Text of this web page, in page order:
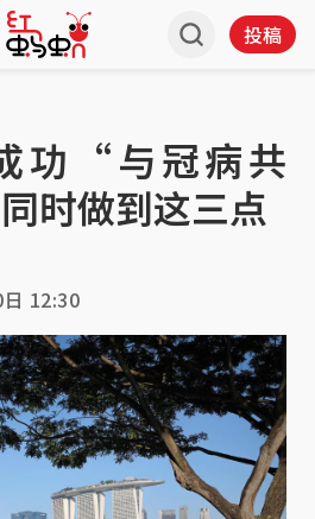
投稿
功“与冠病共
做到这三点
12:30